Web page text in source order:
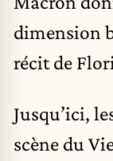
dimension
récit de
Jusqu’ici,
scène du